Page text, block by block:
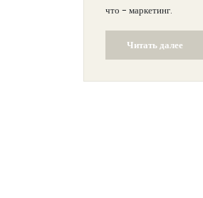
что - маркетинг.
Читать далее